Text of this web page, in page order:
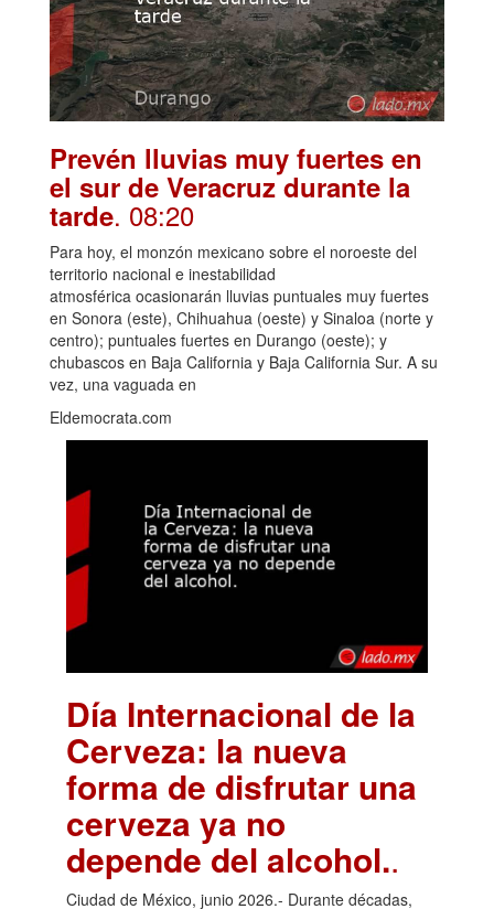
Prevén lluvias muy fuertes en
el sur de Veracruz durante la
tarde. 08:20
Para hoy, el monzón mexicano sobre el noroeste del
territorio nacional e inestabilidad
atmosférica ocasionarán lluvias puntuales muy fuertes
en Sonora (este), Chihuahua (oeste) y Sinaloa (norte y
centro); puntuales fuertes en Durango (oeste); y
chubascos en Baja California y Baja California Sur. A su
vez, una vaguada en
Eldemocrata.com
Día Internacional de la
Cerveza: la nueva
forma de disfrutar una
cerveza ya no
depende del alcohol..
Ciudad de México, junio 2026.- Durante décadas,